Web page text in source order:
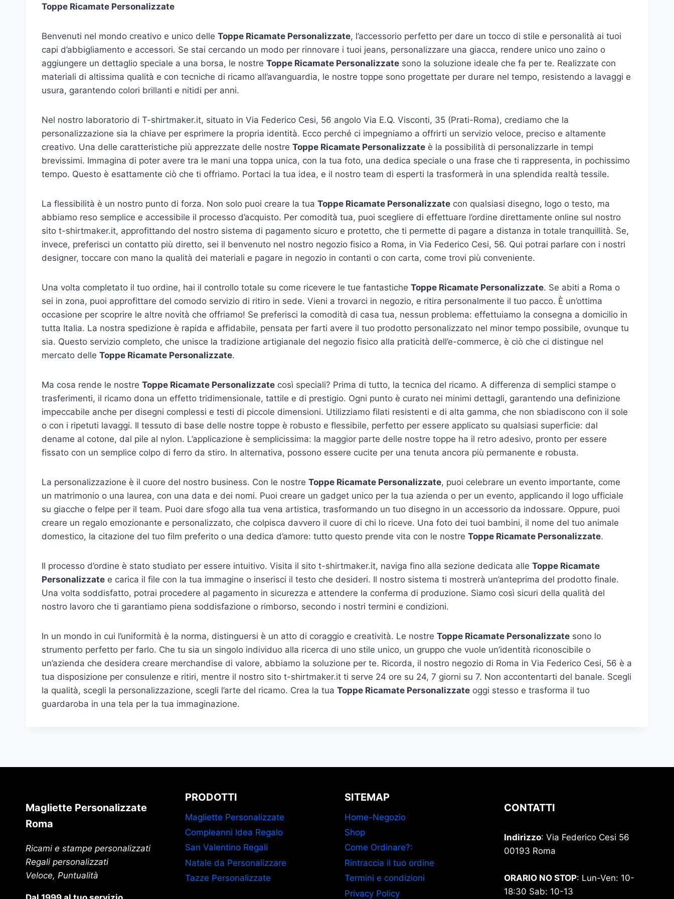
Toppe Ricamate Personalizzate
Benvenuti nel mondo creativo e unico delle Toppe Ricamate Personalizzate, l’accessorio perfetto per dare un tocco di stile e personalità ai tuoi
capi d’abbigliamento e accessori. Se stai cercando un modo per rinnovare i tuoi jeans, personalizzare una giacca, rendere unico uno zaino o
aggiungere un dettaglio speciale a una borsa, le nostre Toppe Ricamate Personalizzate sono la soluzione ideale che fa per te. Realizzate con
materiali di altissima qualità e con tecniche di ricamo all’avanguardia, le nostre toppe sono progettate per durare nel tempo, resistendo a lavaggi e
usura, garantendo colori brillanti e nitidi per anni.
Nel nostro laboratorio di T-shirtmaker.it, situato in Via Federico Cesi, 56 angolo Via E.Q. Visconti, 35 (Prati-Roma), crediamo che la
personalizzazione sia la chiave per esprimere la propria identità. Ecco perché ci impegniamo a offrirti un servizio veloce, preciso e altamente
creativo. Una delle caratteristiche più apprezzate delle nostre Toppe Ricamate Personalizzate è la possibilità di personalizzarle in tempi
brevissimi. Immagina di poter avere tra le mani una toppa unica, con la tua foto, una dedica speciale o una frase che ti rappresenta, in pochissimo
tempo. Questo è esattamente ciò che ti offriamo. Portaci la tua idea, e il nostro team di esperti la trasformerà in una splendida realtà tessile.
La flessibilità è un nostro punto di forza. Non solo puoi creare la tua Toppe Ricamate Personalizzate con qualsiasi disegno, logo o testo, ma
abbiamo reso semplice e accessibile il processo d’acquisto. Per comodità tua, puoi scegliere di effettuare l’ordine direttamente online sul nostro
sito t-shirtmaker.it, approfittando del nostro sistema di pagamento sicuro e protetto, che ti permette di pagare a distanza in totale tranquillità. Se,
invece, preferisci un contatto più diretto, sei il benvenuto nel nostro negozio fisico a Roma, in Via Federico Cesi, 56. Qui potrai parlare con i nostri
designer, toccare con mano la qualità dei materiali e pagare in negozio in contanti o con carta, come trovi più conveniente.
Una volta completato il tuo ordine, hai il controllo totale su come ricevere le tue fantastiche Toppe Ricamate Personalizzate. Se abiti a Roma o
sei in zona, puoi approfittare del comodo servizio di ritiro in sede. Vieni a trovarci in negozio, e ritira personalmente il tuo pacco. È un’ottima
occasione per scoprire le altre novità che offriamo! Se preferisci la comodità di casa tua, nessun problema: effettuiamo la consegna a domicilio in
tutta Italia. La nostra spedizione è rapida e affidabile, pensata per farti avere il tuo prodotto personalizzato nel minor tempo possibile, ovunque tu
sia. Questo servizio completo, che unisce la tradizione artigianale del negozio fisico alla praticità dell’e-commerce, è ciò che ci distingue nel
mercato delle Toppe Ricamate Personalizzate.
Ma cosa rende le nostre Toppe Ricamate Personalizzate così speciali? Prima di tutto, la tecnica del ricamo. A differenza di semplici stampe o
trasferimenti, il ricamo dona un effetto tridimensionale, tattile e di prestigio. Ogni punto è curato nei minimi dettagli, garantendo una definizione
impeccabile anche per disegni complessi e testi di piccole dimensioni. Utilizziamo filati resistenti e di alta gamma, che non sbiadiscono con il sole
o con i ripetuti lavaggi. Il tessuto di base delle nostre toppe è robusto e flessibile, perfetto per essere applicato su qualsiasi superficie: dal
dename al cotone, dal pile al nylon. L’applicazione è semplicissima: la maggior parte delle nostre toppe ha il retro adesivo, pronto per essere
fissato con un semplice colpo di ferro da stiro. In alternativa, possono essere cucite per una tenuta ancora più permanente e robusta.
La personalizzazione è il cuore del nostro business. Con le nostre Toppe Ricamate Personalizzate, puoi celebrare un evento importante, come
un matrimonio o una laurea, con una data e dei nomi. Puoi creare un gadget unico per la tua azienda o per un evento, applicando il logo ufficiale
su giacche o felpe per il team. Puoi dare sfogo alla tua vena artistica, trasformando un tuo disegno in un accessorio da indossare. Oppure, puoi
creare un regalo emozionante e personalizzato, che colpisca davvero il cuore di chi lo riceve. Una foto dei tuoi bambini, il nome del tuo animale
domestico, la citazione del tuo film preferito o una dedica d’amore: tutto questo prende vita con le nostre Toppe Ricamate Personalizzate.
Il processo d’ordine è stato studiato per essere intuitivo. Visita il sito t-shirtmaker.it, naviga fino alla sezione dedicata alle Toppe Ricamate
Personalizzate e carica il file con la tua immagine o inserisci il testo che desideri. Il nostro sistema ti mostrerà un’anteprima del prodotto finale.
Una volta soddisfatto, potrai procedere al pagamento in sicurezza e attendere la conferma di produzione. Siamo così sicuri della qualità del
nostro lavoro che ti garantiamo piena soddisfazione o rimborso, secondo i nostri termini e condizioni.
In un mondo in cui l’uniformità è la norma, distinguersi è un atto di coraggio e creatività. Le nostre Toppe Ricamate Personalizzate sono lo
strumento perfetto per farlo. Che tu sia un singolo individuo alla ricerca di uno stile unico, un gruppo che vuole un’identità riconoscibile o
un’azienda che desidera creare merchandise di valore, abbiamo la soluzione per te. Ricorda, il nostro negozio di Roma in Via Federico Cesi, 56 è a
tua disposizione per consulenze e ritiri, mentre il nostro sito t-shirtmaker.it ti serve 24 ore su 24, 7 giorni su 7. Non accontentarti del banale. Scegli
la qualità, scegli la personalizzazione, scegli l’arte del ricamo. Crea la tua Toppe Ricamate Personalizzate oggi stesso e trasforma il tuo
guardaroba in una tela per la tua immaginazione.
Magliette Personalizzate
Roma
Ricami e stampe personalizzati
Regali personalizzati
Veloce, Puntualità
PRODOTTI
Magliette Personalizzate
Compleanni Idea Regalo
San Valentino Regali
Natale da Personalizzare
Tazze Personalizzate
SITEMAP
Home-Negozio
Shop
Come Ordinare?:
Rintraccia il tuo ordine
Termini e condizioni
Privacy Policy
CONTATTI
Indirizzo: Via Federico Cesi 56
00193 Roma
ORARIO NO STOP: Lun-Ven: 10-
18:30 Sab: 10-13